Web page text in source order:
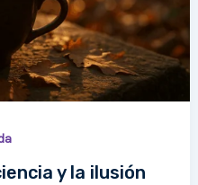
y la ilusión